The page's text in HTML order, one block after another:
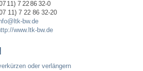
11) 7 2286 32-0
11) 7 22 86 32-20
bw.de
www.ltk-bw.de
oder verlängern